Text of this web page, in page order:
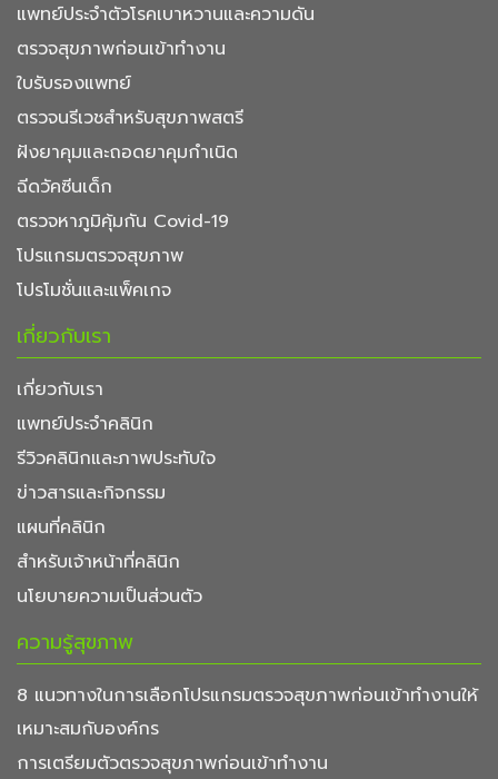
แพทย์ประจำตัวโรคเบาหวานและความดัน
ตรวจสุขภาพก่อนเข้าทำงาน
ใบรับรองแพทย์
ตรวจนรีเวชสำหรับสุขภาพสตรี
ฝังยาคุมและถอดยาคุมกำเนิด
ฉีดวัคซีนเด็ก
ตรวจหาภูมิคุ้มกัน Covid-19
โปรแกรมตรวจสุขภาพ
โปรโมชั่นและแพ็คเกจ
เกี่ยวกับเรา
เกี่ยวกับเรา
แพทย์ประจำคลินิก
รีวิวคลินิกและภาพประทับใจ
ข่าวสารและกิจกรรม
แผนที่คลินิก
สำหรับเจ้าหน้าที่คลินิก
นโยบายความเป็นส่วนตัว
ความรู้สุขภาพ
8 แนวทางในการเลือกโปรแกรมตรวจสุขภาพก่อนเข้าทำงานให้
เหมาะสมกับองค์กร
การเตรียมตัวตรวจสุขภาพก่อนเข้าทำงาน